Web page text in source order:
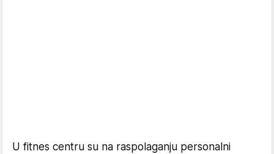
U fitnes centru su na raspolaganju personalni